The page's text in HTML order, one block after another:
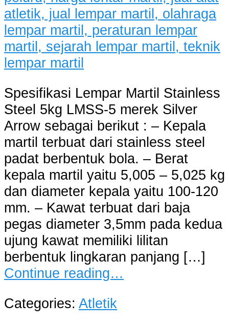
Spesifikasi Lempar Martil Stainless
Steel 5kg LMSS-5 merek Silver
Arrow sebagai berikut : – Kepala
martil terbuat dari stainless steel
padat berbentuk bola. – Berat
kepala martil yaitu 5,005 – 5,025 kg
dan diameter kepala yaitu 100-120
mm. – Kawat terbuat dari baja
pegas diameter 3,5mm pada kedua
ujung kawat memiliki lilitan
berbentuk lingkaran panjang […]
Continue reading…
Categories: Atletik